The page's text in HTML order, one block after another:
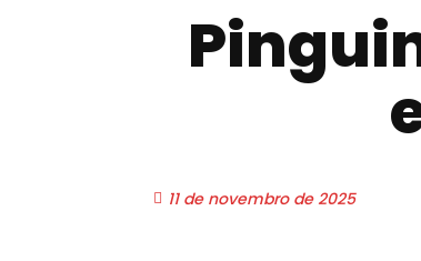
11 de novembro de 2025